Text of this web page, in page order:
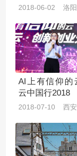
2018-06-02 洛阳
AI上有信仰的
云中国行2018
2018-07-10 西安